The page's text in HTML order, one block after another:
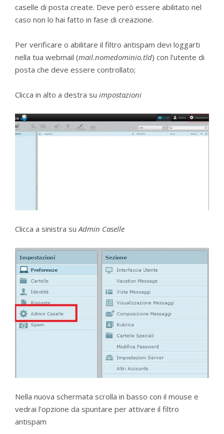
caselle di posta create. Deve però essere abilitato nel
caso non lo hai fatto in fase di creazione.
Per verificare o abilitare il filtro antispam devi loggarti
nella tua webmail (mail.nomedominio.tld) con l’utente di
posta che deve essere controllato;
Clicca in alto a destra su impostazioni
Clicca a sinistra su Admin Caselle
Nella nuova schermata scrolla in basso con il mouse e
vedrai l’opzione da spuntare per attivare il filtro
antispam